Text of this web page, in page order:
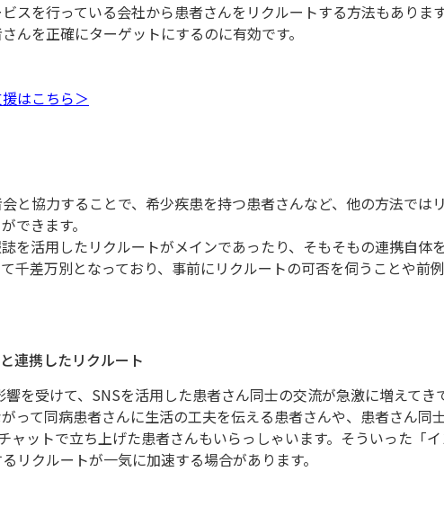
スを行っている会社から患者さんをリクルートする方法もありま
んを正確にターゲットにするのに有効です。
はこちら＞
と協力することで、希少疾患を持つ患者さんなど、他の方法では
できます。
を活用したリクルートがメインであったり、そもそもの連携自体
千差万別となっており、事前にリクルートの可否を伺うことや前
連携したリクルート
を受けて、SNSを活用した患者さん同士の交流が急激に増えてき
って同病患者さんに生活の工夫を伝える患者さんや、患者さん同
ャットで立ち上げた患者さんもいらっしゃいます。そういった「
リクルートが一気に加速する場合があります。